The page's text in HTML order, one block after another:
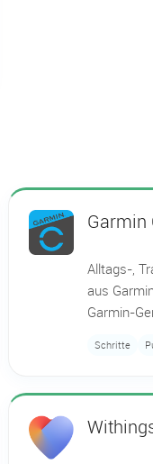
Garmin
Alltags-,
aus
Garmin-
Schritte